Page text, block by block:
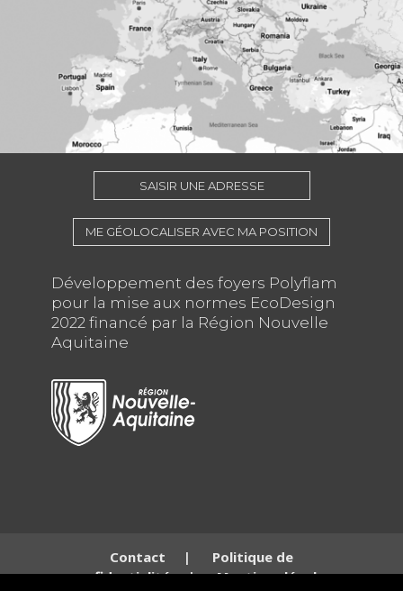
SAISIR UNE ADRESSE
ME GÉOLOCALISER AVEC MA POSITION
Développement des foyers Polyflam
pour la mise aux normes EcoDesign
2022 financé par la Région Nouvelle
Aquitaine
Contact | Politique de
confidentialité|Mentions légales